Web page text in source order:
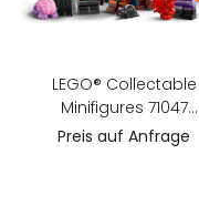
LEGO® Collectable
Minifigures 71047
Dungeons & Dragons
Series 27 - Charakter
Preis auf Anfrage